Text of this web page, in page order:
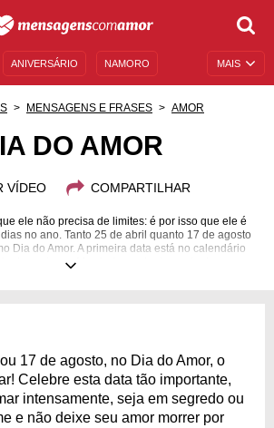
MAIS
ANIVERSÁRIO NAMORO
MENSAGENS E FRASES AMOR
DO AMOR
VÍDEO COMPARTILHAR
ele não precisa de limites: é por isso que ele é
no ano. Tanto 25 de abril quanto 17 de agosto
Dia do Amor. A primeira data está no calendário
do costume. Mas independentemente de suas
quiser. O importante é nunca deixar faltar amor!
25/04/2019
17 de agosto, no Dia do Amor, o
Celebre esta data tão importante,
intensamente, seja em segredo ou
e não deixe seu amor morrer por